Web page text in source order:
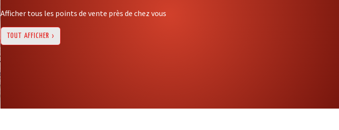
Afficher tous les points de vente près de chez vous
TOUT AFFICHER